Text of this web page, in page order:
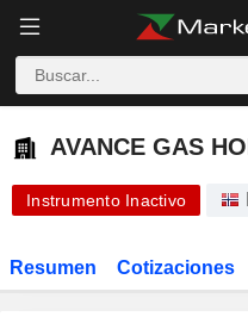
AVANCE GAS
Instrumento Inactivo
Resumen Cotizaciones